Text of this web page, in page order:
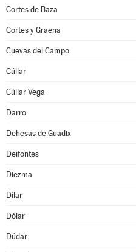
Cortes de Baza
Cortes y Graena
Cuevas del Campo
Cúllar
Cúllar Vega
Darro
Dehesas de Guadix
Deifontes
Diezma
Dílar
Dólar
Dúdar